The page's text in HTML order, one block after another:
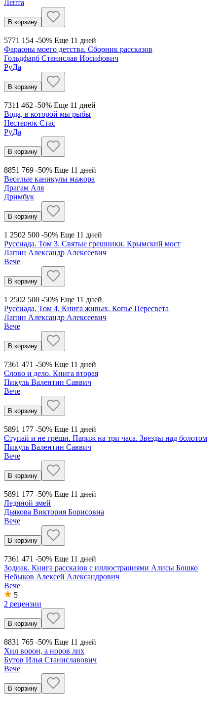
Лепта
В корзину
5771 154 -50% Еще 11 дней
Фараоны моего детства. Сборник рассказов
Гольдфарб Станислав Иосифович
РуДа
В корзину
7311 462 -50% Еще 11 дней
Вода, в которой мы рыбы
Нестерюк Стас
РуДа
В корзину
8851 769 -50% Еще 11 дней
Веселые каникулы мажора
Драгам Аля
Дримбук
В корзину
1 2502 500 -50% Еще 11 дней
Руссиада. Том 3. Святые грешники. Крымский мост
Лапин Александр Алексеевич
Вече
В корзину
1 2502 500 -50% Еще 11 дней
Руссиада. Том 4. Книга живых. Копье Пересвета
Лапин Александр Алексеевич
Вече
В корзину
7361 471 -50% Еще 11 дней
Слово и дело. Книга вторая
Пикуль Валентин Саввич
Вече
В корзину
5891 177 -50% Еще 11 дней
Ступай и не греши. Париж на три часа. Звезды над болотом
Пикуль Валентин Саввич
Вече
В корзину
5891 177 -50% Еще 11 дней
Ледяной змей
Дьякова Виктория Борисовна
Вече
В корзину
7361 471 -50% Еще 11 дней
Зодиак. Книга рассказов с иллюстрациями Алисы Бошко
Небыков Алексей Александрович
Вече
5
2 рецензии
В корзину
8831 765 -50% Еще 11 дней
Хил ворон, а норов лих
Бутов Илья Станиславович
Вече
В корзину